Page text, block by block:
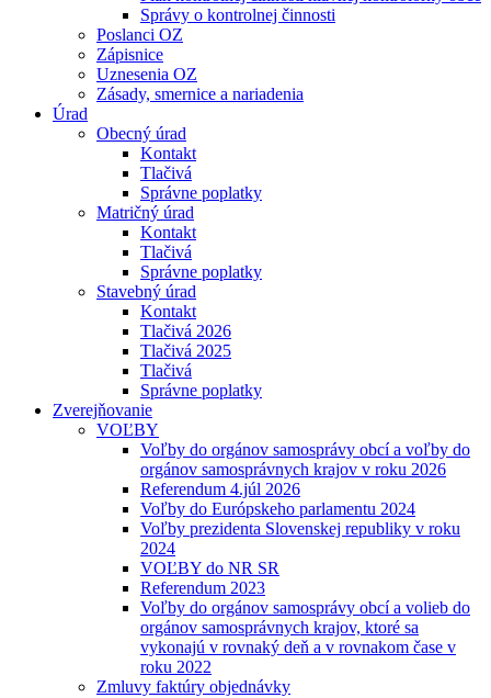
Správy o kontrolnej činnosti
Poslanci OZ
Zápisnice
Uznesenia OZ
Zásady, smernice a nariadenia
Úrad
Obecný úrad
Kontakt
Tlačivá
Správne poplatky
Matričný úrad
Kontakt
Tlačivá
Správne poplatky
Stavebný úrad
Kontakt
Tlačivá 2026
Tlačivá 2025
Tlačivá
Správne poplatky
Zverejňovanie
VOĽBY
Voľby do orgánov samosprávy obcí a voľby do
orgánov samosprávnych krajov v roku 2026
Referendum 4.júl 2026
Voľby do Európskeho parlamentu 2024
Voľby prezidenta Slovenskej republiky v roku
2024
VOĽBY do NR SR
Referendum 2023
Voľby do orgánov samosprávy obcí a volieb do
orgánov samosprávnych krajov, ktoré sa
vykonajú v rovnaký deň a v rovnakom čase v
roku 2022
Zmluvy faktúry objednávky